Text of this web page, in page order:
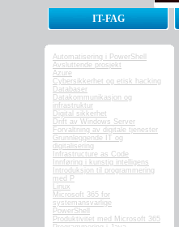
IT-FAG
Automatisering i PowerShell
Avsluttende prosjekt
Azure
Cybersikkerhet og etisk hacking
Databaser
Datakommunikasjon og
infrastruktur
Digital sikkerhet
Drift av Windows Server
Forvaltning av digitale tjenester
Grunnleggende IT og
digitalisering
Infrastructure as Code
Innføring i kunstig intelligens
Introduksjon til programmering
med P
Linux
Microsoft 365 for
systemansvarlige
PowerShell
Produktivitet med Microsoft 365